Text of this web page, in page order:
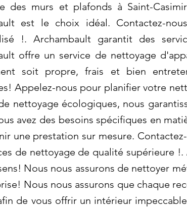
des murs et plafonds à Saint-
est le choix idéal. Contactez-
!. Archambault garantit des
offre un service de nettoyage
soit propre, frais et bien
Appelez-nous pour planifier votre
nettoyage écologiques, nous
avez des besoins spécifiques en
une prestation sur mesure.
de nettoyage de qualité supérieure
Nous nous assurons de nettoyer
Nous nous assurons que chaque
de vous offrir un intérieur